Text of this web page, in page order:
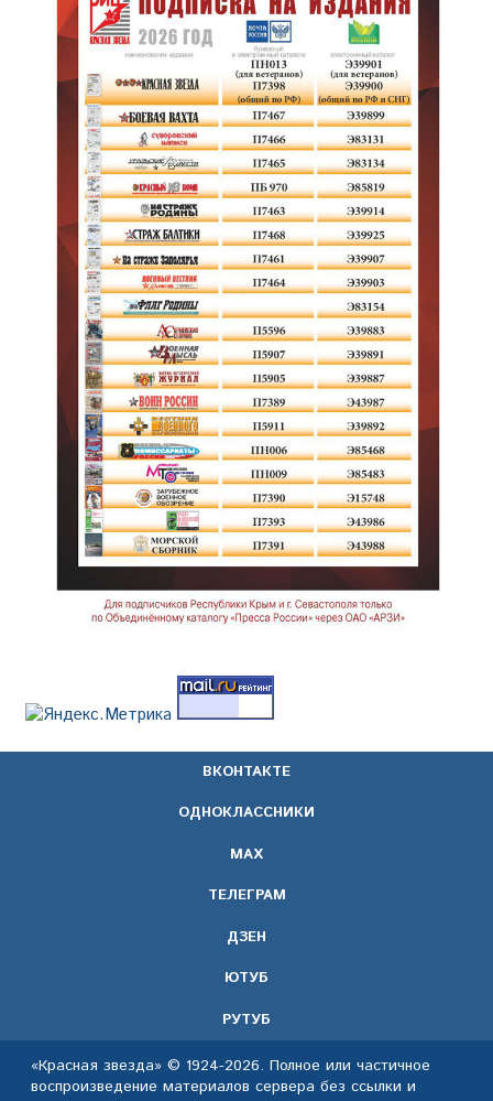
ВКОНТАКТЕ
ОДНОКЛАССНИКИ
МАХ
ТЕЛЕГРАМ
ДЗЕН
ЮТУБ
РУТУБ
«Красная звезда» © 1924-2026. Полное или частичное
воспроизведение материалов сервера без ссылки и